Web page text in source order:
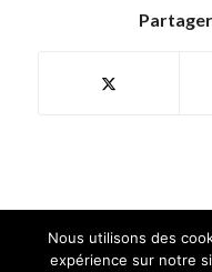
Nous utilisons des
expérience sur notre